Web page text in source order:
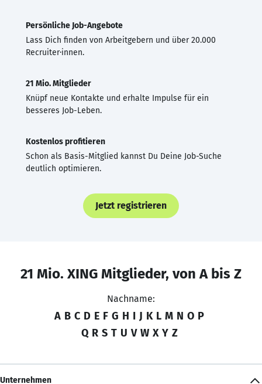
Persönliche Job-Angebote
Lass Dich finden von Arbeitgebern und über 20.000
Recruiter·innen.
21 Mio. Mitglieder
Knüpf neue Kontakte und erhalte Impulse für ein
besseres Job-Leben.
Kostenlos profitieren
Schon als Basis-Mitglied kannst Du Deine Job-Suche
deutlich optimieren.
Jetzt registrieren
21 Mio. XING Mitglieder, von A bis Z
Nachname:
A B C D E F G H I J K L M N O P
Q R S T U V W X Y Z
Unternehmen